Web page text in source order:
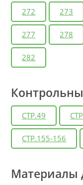
272 273
277 278
282
СТР.49
СТР.155-156
Материалы